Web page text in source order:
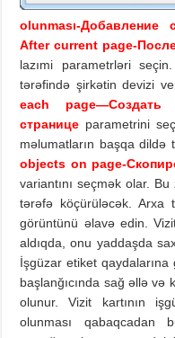
olunması-Добавление
After current page-
lazımi parametrləri
tərəfində şirkətin devizi
each page—Создать
странице parametrini
məlumatların başqa dildə
objects on page-
variantını seçmək olar.
tərəfə köçürüləcək. Arxa
görüntünü əlavə edin.
aldıqda, onu yaddaşda
İşgüzar etiket
başlanğıcında sağ əllə və
olunur. Vizit kartının
olunması qabaqcadan